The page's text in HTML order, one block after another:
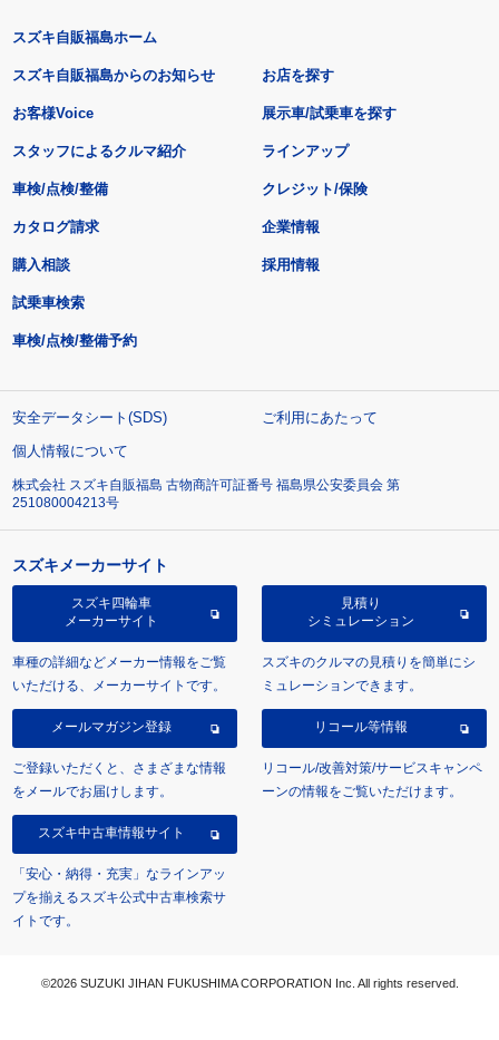
スズキ自販福島ホーム
スズキ自販福島からのお知らせ
お客様Voice
スタッフによるクルマ紹介
お店を探す
展示車/試乗車を探す
ラインアップ
車検/点検/整備 クレジット/保険
カタログ請求
購入相談
試乗車検索
車検/点検/整備予約
企業情報
採用情報
安全データシート(SDS)
ご利用にあたって
個人情報について
株式会社 スズキ自販福島 古物商許可証番号 福島県公安委員会 第
251080004213号
スズキメーカーサイト
スズキ四輪車
メーカーサイト
車種の詳細などメーカー情報をご覧
いただける、メーカーサイトです。
見積り
シミュレーション
スズキのクルマの見積りを簡単にシ
ミュレーションできます。
メールマガジン登録
ご登録いただくと、さまざまな情報
をメールでお届けします。
リコール等情報
リコール/改善対策/サービスキャンペ
ーンの情報をご覧いただけます。
スズキ中古車情報サイト
「安心・納得・充実」なラインアッ
プを揃えるスズキ公式中古車検索サ
イトです。
©2026 SUZUKI JIHAN FUKUSHIMA CORPORATION Inc. All rights reserved.